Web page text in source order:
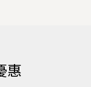
惠